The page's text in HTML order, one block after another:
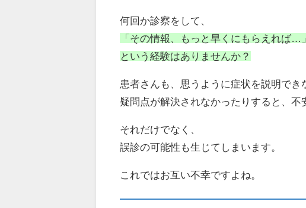
何回か診察をして、
「その情報、もっと早くにもらえれば…」
という経験はありませんか？
患者さんも、思うように症状を説明でき
疑問点が解決されなかったりすると、不
それだけでなく、
誤診の可能性も生じてしまいます。
これではお互い不幸ですよね。